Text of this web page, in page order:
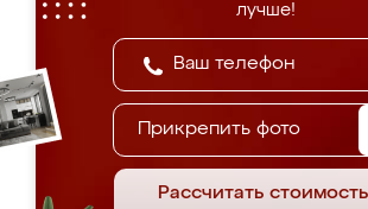
лучше!
Прикрепить фото
Рассчитать стоимость